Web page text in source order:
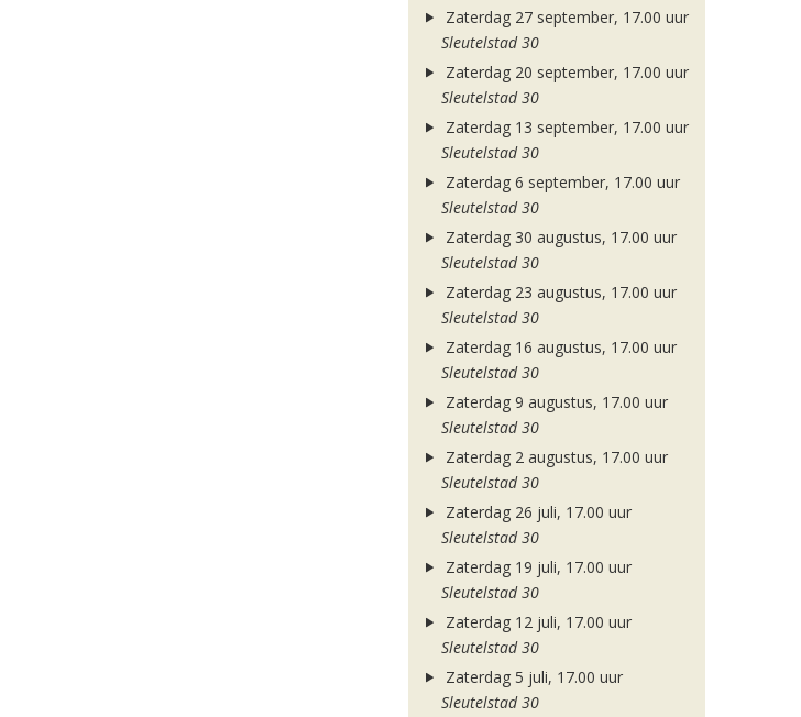
Zaterdag 27 september, 17.00 uur
Sleutelstad 30
Zaterdag 20 september, 17.00 uur
Sleutelstad 30
Zaterdag 13 september, 17.00 uur
Sleutelstad 30
Zaterdag 6 september, 17.00 uur
Sleutelstad 30
Zaterdag 30 augustus, 17.00 uur
Sleutelstad 30
Zaterdag 23 augustus, 17.00 uur
Sleutelstad 30
Zaterdag 16 augustus, 17.00 uur
Sleutelstad 30
Zaterdag 9 augustus, 17.00 uur
Sleutelstad 30
Zaterdag 2 augustus, 17.00 uur
Sleutelstad 30
Zaterdag 26 juli, 17.00 uur
Sleutelstad 30
Zaterdag 19 juli, 17.00 uur
Sleutelstad 30
Zaterdag 12 juli, 17.00 uur
Sleutelstad 30
Zaterdag 5 juli, 17.00 uur
Sleutelstad 30